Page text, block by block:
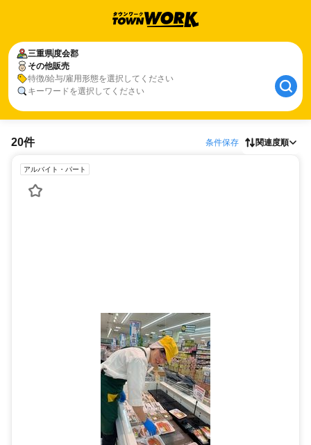
三重県度会郡
その他販売
特徴/給与/雇用形態を選択してください
キーワードを選択してください
20件 条件保存 関連度順
アルバイト・パート